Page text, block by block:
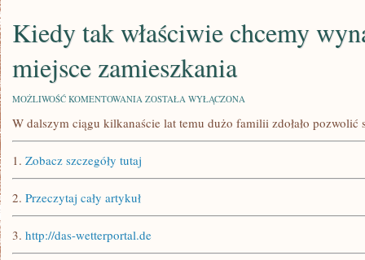
Kiedy tak właściwie chcemy
miejsce zamieszkania
MOŻLIWOŚĆ KOMENTOWANIA KIEDY
WŁAŚCIWIE
ZOSTAŁA WYŁĄCZONA
W dalszym ciągu kilkanaście lat temu dużo familii zdołało pozwolić
1. Zobacz szczegóły tutaj
2. Przeczytaj cały artykuł
3. http://das-wetterportal.de